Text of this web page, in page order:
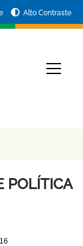
Alto Contraste
POLÍTICA